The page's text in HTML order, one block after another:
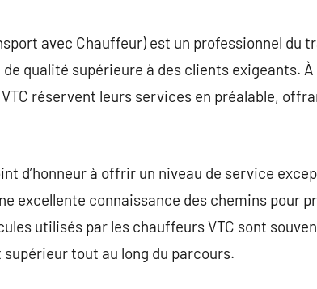
avec Chauffeur) est un professionnel du
qualité supérieure à des clients exigeants.
réservent leurs services en préalable,
d’honneur à offrir un niveau de service
excellente connaissance des chemins pour
utilisés par les chauffeurs VTC sont
tout au long du parcours.